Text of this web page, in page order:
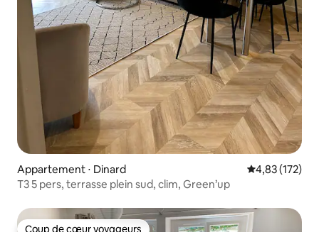
Appartement ⋅ Dinard Évaluation
4,83 (172)
T3 5 pers, terrasse plein sud, clim, Green’up
Coup de cœur voyageurs